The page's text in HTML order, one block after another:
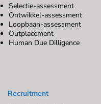
Selectie-assessment
Ontwikkel-assessment
Loopbaan-assessment
Outplacement
Human Due Dilligence
Recruitment